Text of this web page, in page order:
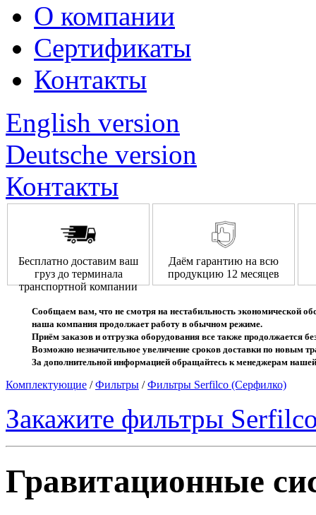
О компании
Сертификаты
Контакты
English version
Deutsche version
Контакты
Бесплатно доставим ваш
груз до терминала
транспортной компании
Даём гарантию на всю
продукцию 12 месяцев
Сообщаем вам, что не смотря на нестабильность экономической
наша компания продолжает работу в обычном режиме.
Приём заказов и отгрузка оборудования все также продолжается
Возможно незначительное увеличение сроков доставки по новым
За дополнительной информацией обращайтесь к менеджерам
Комплектующие /Фильтры /Фильтры Serfilco (Серфилко)
Закажите фильтры
Гравитационные